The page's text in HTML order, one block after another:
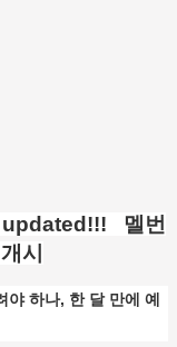
updated!!! 멜번
시
하나, 한 달 만에 예